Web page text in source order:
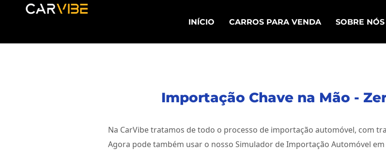
INÍCIO CARROS PARA VENDA SOBRE NÓS
Importação Chave na Mão -
Na CarVibe tratamos de todo o processo de importação automóvel, com
Agora pode também usar o nosso Simulador de Importação Automóvel